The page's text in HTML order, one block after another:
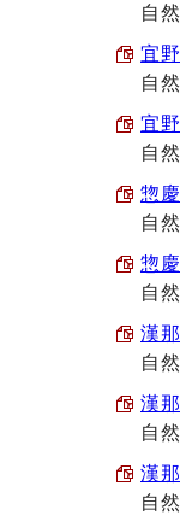
自
宜
自
宜
自
惣
自
惣
自
漢
自
漢
自
漢
自